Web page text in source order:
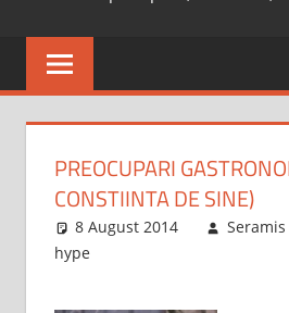
PREOCUPARI
CONSTIINTA DE SINE)
8 August 2014 Seramis
hype